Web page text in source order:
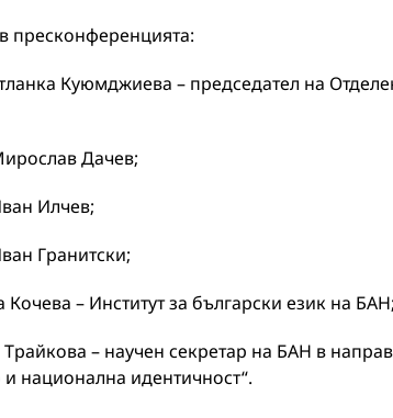
пресконференцията:
Куюмджиева – председател на
Дачев;
Илчев;
Гранитски;
– Институт за български език на
– научен секретар на БАН в
и национална идентичност“.